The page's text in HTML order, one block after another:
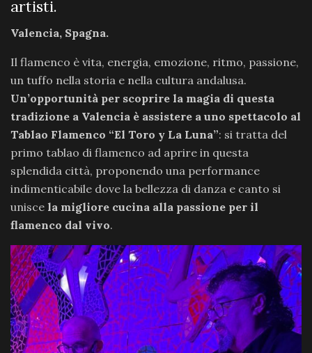
artisti.
Valencia, Spagna.
Il flamenco è vita, energia, emozione, ritmo, passione,
un tuffo nella storia e nella cultura andalusa.
Un’opportunità per scoprire la magia di questa
tradizione a Valencia è assistere a uno spettacolo al
Tablao Flamenco “El Toro y La Luna”: si tratta del
primo tablao di flamenco ad aprire in questa
splendida città, proponendo una performance
indimenticabile dove la bellezza di danza e canto si
unisce la migliore cucina alla passione per il
flamenco dal vivo.